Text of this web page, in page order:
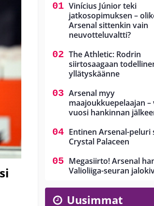
Vinícius Júnior teki
jatkosopimuksen –
Arsenal sittenkin vain
neuvotteluvaltti?
The Athletic: Rodrin
siirtosaagaan
yllätyskäänne
Arsenal myy
maajoukkuepelaajan –
vuosi hankinnan
Entinen Arsenal-peluri
Crystal Palaceen
Megasiirto! Arsenal
Valioliiga-seuran
Uusimmat